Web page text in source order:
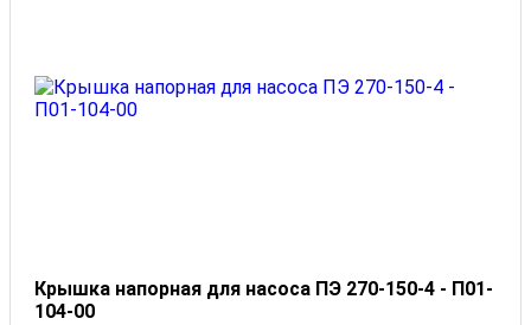
Крышка напорная для насоса ПЭ 270-150-4 - П01-
104-00